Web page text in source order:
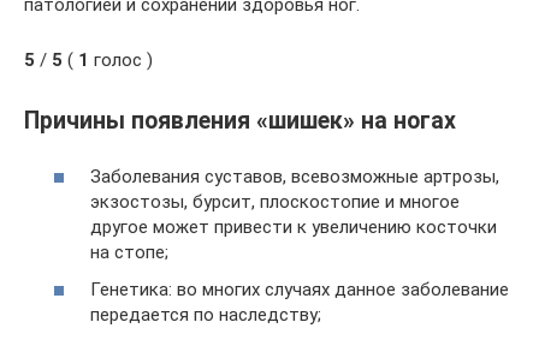
патологией и сохранении здоровья ног.
5 / 5 ( 1 голос )
Причины появления «шишек» на ногах
Заболевания суставов, всевозможные артрозы,
экзостозы, бурсит, плоскостопие и многое
другое может привести к увеличению косточки
на стопе;
Генетика: во многих случаях данное заболевание
передается по наследству;